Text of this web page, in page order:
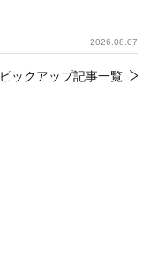
2026.08.07
ピックアップ記事一覧